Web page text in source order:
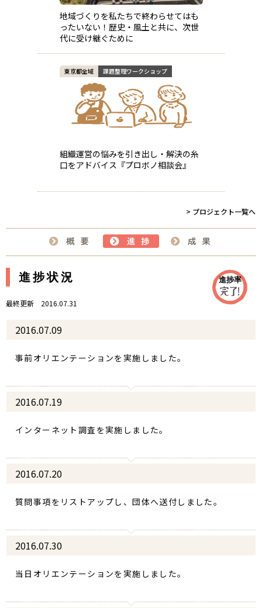
地域づくりを私たちで終わらせてはも
ったいない！歴史・風土と共に、次世
代に受け継ぐために
東京都全域 課題整理ワークショップ
組織運営の悩みを引き出し・解決の糸
口をアドバイス『プロボノ相談会』
> プロジェクト一覧へ
進捗率
進捗状況
最終更新 2016.07.31
2016.07.09
事前オリエンテーションを実施しました。
2016.07.19
インターネット調査を実施しました。
2016.07.20
質問事項をリストアップし、団体へ送付しました。
2016.07.30
当日オリエンテーションを実施しました。